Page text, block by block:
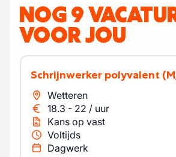
NOG 9
VOOR JOU
Schrijnwerker polyvalent
Wetteren
18.3 - 22 / uur
Kans op vast
Voltijds
Dagwerk